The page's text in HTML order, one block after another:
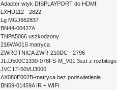
Adapter wtyk DISPLAYPORT do HDMI.
LXHD112 - 2822
Lg MGJ662837
BN44-00427A
TNPA5066 uszkodzony
216WA01S matryca
ZWROTNICA ZWR-210DC - 2796
JL.D500C1330-078FS-M_V01 3szt z rozbitego
JVC LT-50VU3000
AX080E002B-matryca bez podświetlenia
BN59-01459A IR + WIFI